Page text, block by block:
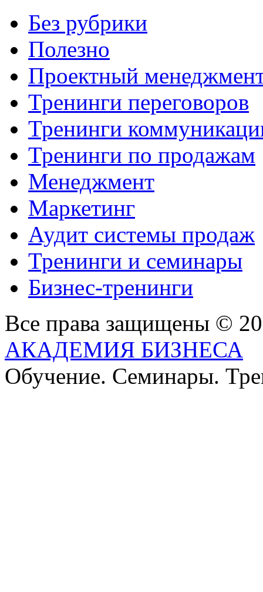
Без рубрики
Полезно
Проектный
Тренинги переговоров
Тренинги
Тренинги по продажам
Менеджмент
Маркетинг
Аудит системы продаж
Тренинги и семинары
Бизнес-тренинги
Все права защищены ©
АКАДЕМИЯ БИЗНЕСА
Обучение. Семинары.